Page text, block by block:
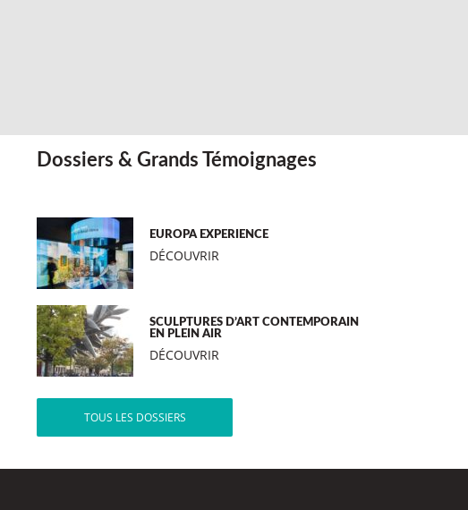
Dossiers & Grands Témoignages
EUROPA EXPERIENCE
DÉCOUVRIR
SCULPTURES D’ART CONTEMPORAIN
EN PLEIN AIR
DÉCOUVRIR
TOUS LES DOSSIERS